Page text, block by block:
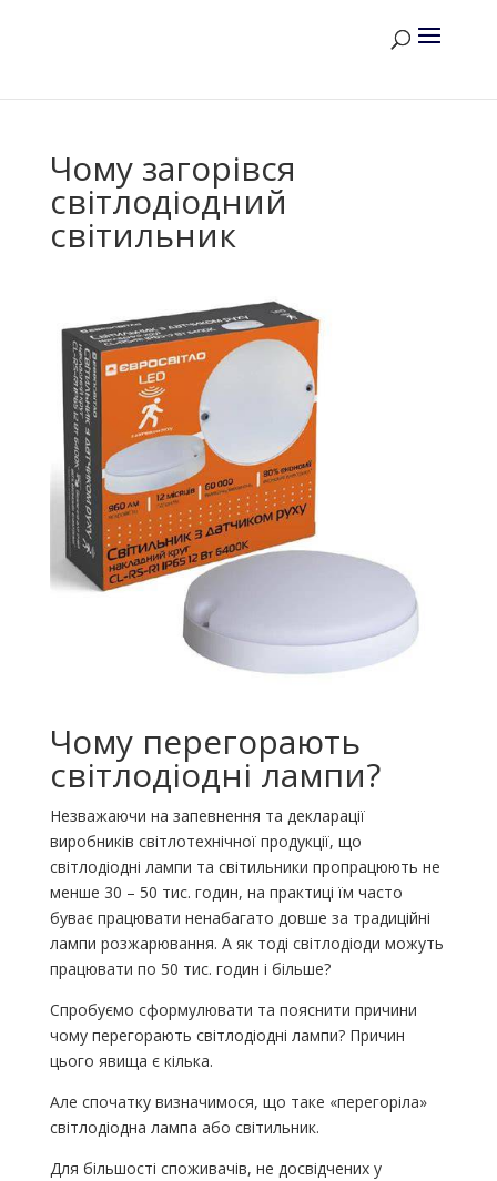
Чому загорівся
світлодіодний
світильник
Чому перегорають
світлодіодні лампи?
Незважаючи на запевнення та декларації
виробників світлотехнічної продукції, що
світлодіодні лампи та світильники пропрацюють не
менше 30 – 50 тис. годин, на практиці їм часто
буває працювати ненабагато довше за традиційні
лампи розжарювання. А як тоді світлодіоди можуть
працювати по 50 тис. годин і більше?
Спробуємо сформулювати та пояснити причини
чому перегорають світлодіодні лампи? Причин
цього явища є кілька.
Але спочатку визначимося, що таке «перегоріла»
світлодіодна лампа або світильник.
Для більшості споживачів, не досвідчених у